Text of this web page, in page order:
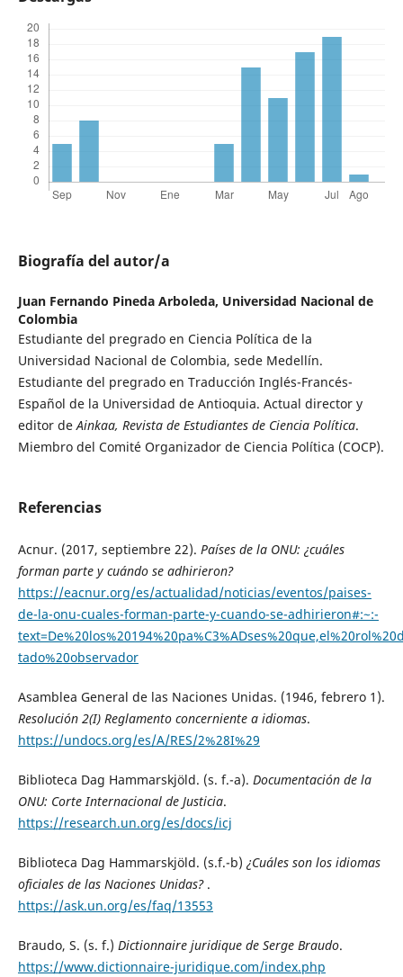
Biografía del autor/a
Juan Fernando Pineda Arboleda, Universidad Nacional de
Colombia
Estudiante del pregrado en Ciencia Política de la
Universidad Nacional de Colombia, sede Medellín.
Estudiante del pregrado en Traducción Inglés-Francés-
Español de la Universidad de Antioquia. Actual director y
editor deAinkaa, Revista de Estudiantes de Ciencia Política.
Miembro del Comité Organizador de Ciencia Política (COCP).
Referencias
Acnur. (2017, septiembre 22). Países de la ONU: ¿cuáles
forman parte y cuándo se adhirieron?
https://eacnur.org/es/actualidad/noticias/eventos/paises-
de-la-onu-cuales-forman-parte-y-cuando-se-adhirieron#:~:-
tado%20observador
Asamblea General de las Naciones Unidas. (1946, febrero 1).
Resolución 2(I) Reglamento concerniente a idiomas.
https://undocs.org/es/A/RES/2%28I%29
Biblioteca Dag Hammarskjöld. (s. f.-a). Documentación de la
ONU: Corte Internacional de Justicia.
https://research.un.org/es/docs/icj
Biblioteca Dag Hammarskjöld. (s.f.-b) ¿Cuáles son los idiomas
oficiales de las Naciones Unidas? .
https://ask.un.org/es/faq/13553
Braudo, S. (s. f.) Dictionnaire juridique de Serge Braudo.
https://www.dictionnaire-juridique.com/index.php